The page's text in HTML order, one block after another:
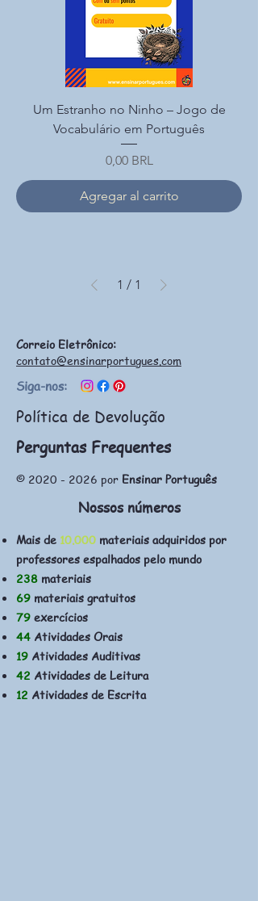
Um Estranho no Ninho – Jogo de
Vocabulário em Português
Precio
0,00 BRL
Agregar al carrito
1 / 1
Correio Eletrônico:
contato@ensinarportugues.com
Siga-nos:
Política de Devolução
Perguntas Frequentes
© 2020 - 2026 por Ensinar Português
Nossos números
Mais de 10.000 materiais adquiridos por
professores espalhados pelo mundo
238 materiais
69 materiais gratuitos
79 exercícios
44 Atividades Orais
19 Atividades Auditivas
42 Atividades de Leitura
12 Atividades de Escrita